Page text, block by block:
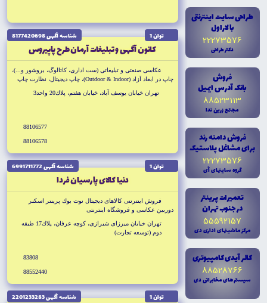
طراحى سايت اينترنتى
با لاراول
22273576
دکتر طراحى
فروش
بانک آدرس ايميل
88523113
مجتمع زرين ندا
فروش دامنه رند
براى مشاغل پلاستيک
22273576
گروه سايتهاى آى
تعميرات پرينتر
در جنوب تهران
55592157
مرکز ماشينهاى ادارى دى
کالر آيدى کامپيوترى
88528766
سيستم هاى مخابراتى دى
توان 1 شناسه آگهى 8177420698
كانون آگهى و تبليغات آرمان طرح پاپيروس
عكاسى صنعتى و تبليغاتى (ست ادارى، كاتالوگ، بروشور و...)،
چاپ در ابعاد آزاد (Outdoor & Indoor)، چاپ ديجيتال، نظارت چاپ
تهران خيابان يوسف آباد، خيابان هفتم، پلاك20 واحد3
88106577
88106578
توان 1 شناسه آگهى 6991711772
دنيا كالاى پارسيان فردا
فروش اينترنتى كالاهاى ديجيتال نوت بوك پرينتر اسكنر
دوربين عكاسى و فروشگاه اينترنتى
تهران خيابان ميرزاى شيرازى، كوچه عرفان، پلاك17 طبقه
دوم (توسعه تجارت)
83808
88552440
توان 1 شناسه آگهى 2201233283